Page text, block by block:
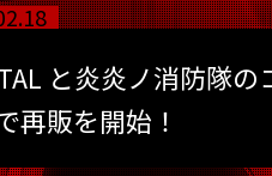
と炎炎ノ消防隊
再販を開始！